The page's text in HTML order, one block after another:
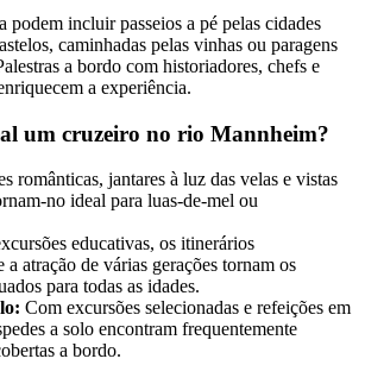
podem incluir passeios a pé pelas cidades
caminhadas pelas vinhas ou paragens
a bordo com historiadores, chefs e
a experiência.
um cruzeiro no rio Mannheim?
românticas, jantares à luz das velas e vistas
no ideal para luas-de-mel ou
educativas, os itinerários
a atração de várias gerações tornam os
para todas as idades.
Com excursões selecionadas e refeições em
a solo encontram frequentemente
a bordo.